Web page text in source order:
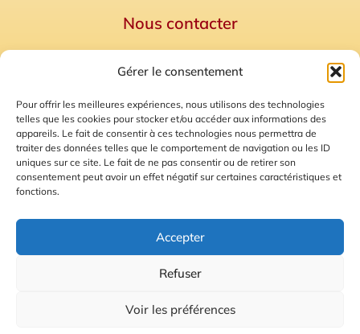
Gérer le consentement
Pour offrir les meilleures expériences, nous utilisons des technologies
telles que les cookies pour stocker et/ou accéder aux informations des
appareils. Le fait de consentir à ces technologies nous permettra de
traiter des données telles que le comportement de navigation ou les ID
uniques sur ce site. Le fait de ne pas consentir ou de retirer son
consentement peut avoir un effet négatif sur certaines caractéristiques et
fonctions.
Accepter
Refuser
Voir les préférences
Nous contacter
Mentions Légales
Plan du site
Gestion des Cookies
© 2026 Radio Calade